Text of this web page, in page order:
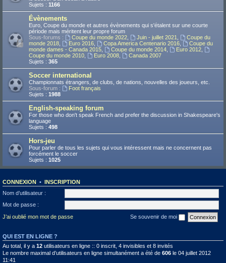
Sujets : 1166
Évènements
Euro, Coupe du monde et autres évènements qui s'étalent sur une courte
période mais méritent leur propre forum
Sous-forums :
Coupe du monde 2022, Juin - juillet 2021
Coupe du
monde 2018
Euro 2016, Copa America Centenario 2016,
Coupe du
monde dames - Canada 2015
Coupe du monde 2014, Euro 2012,
Coupe du monde 2010
Euro 2008,
Canada 2007
Sujets : 365
Soccer international
Championnats étrangers, de clubs, de nations, nouvelles des joueurs, etc.
Sous-forum :
Foot français
Sujets : 1988
English-speaking forum
For those who don't speak French and prefer the discussion in Shakespeare's
language
Sujets : 498
Hors-jeu
Pour parler de tous les sujets qui vous intéressent mais ne concernent pas
forcément le soccer
Sujets : 1025
CONNEXION • INSCRIPTION
Nom d’utilisateur :
Mot de passe :
J’ai oublié mon mot de passe
Se souvenir de moi
QUI EST EN LIGNE ?
Au total, il y a 12 utilisateurs en ligne :: 0 inscrit, 4 invisibles et 8 invités
Le nombre maximal d’utilisateurs en ligne simultanément a été de 606 le 04 juillet 2012
11:41